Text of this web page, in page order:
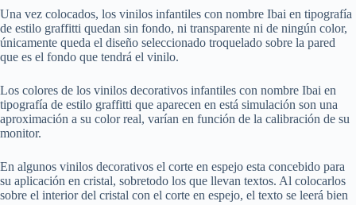
Una vez colocados, los vinilos infantiles con nombre Ibai en tipografía
de estilo graffitti quedan sin fondo, ni transparente ni de ningún color,
únicamente queda el diseño seleccionado troquelado sobre la pared
que es el fondo que tendrá el vinilo.
Los colores de los vinilos decorativos infantiles con nombre Ibai en
tipografía de estilo graffitti que aparecen en está simulación son una
aproximación a su color real, varían en función de la calibración de su
monitor.
En algunos vinilos decorativos el corte en espejo esta concebido para
su aplicación en cristal, sobretodo los que llevan textos. Al colocarlos
sobre el interior del cristal con el corte en espejo, el texto se leerá bien